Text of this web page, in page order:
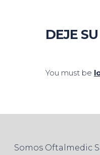
DEJE
You must be
Somos Oftalmedic